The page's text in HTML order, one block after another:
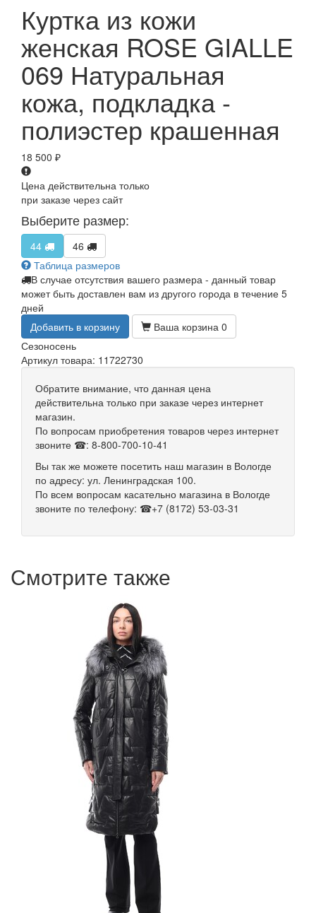
Куртка из кожи
женская ROSE GIALLE
069 Натуральная
кожа, подкладка -
полиэстер крашенная
18 500 ₽
Цена действительна только
при заказе через сайт
Выберите размер:
44
46
Таблица размеров
В случае отсутствия вашего размера - данный товар
может быть доставлен вам из другого города в течение 5
дней
Добавить в корзину
Ваша корзина 0
Сезоносень
Артикул товара: 11722730
Обратите внимание, что данная цена
действительна только при заказе через интернет
магазин.
По вопросам приобретения товаров через интернет
звоните ☎: 8-800-700-10-41
Вы так же можете посетить наш магазин в Вологде
по адресу: ул. Ленинградская 100.
По всем вопросам касательно магазина в Вологде
звоните по телефону: ☎+7 (8172) 53-03-31
Смотрите также